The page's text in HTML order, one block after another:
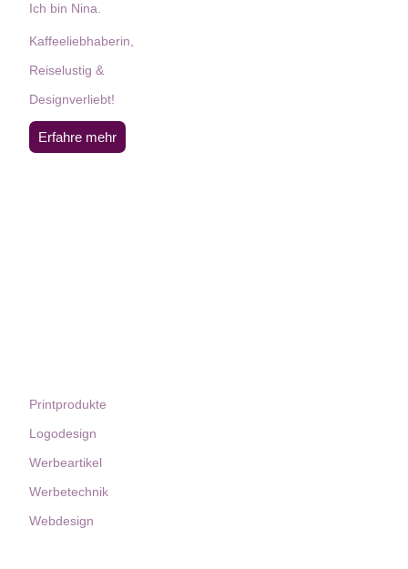
Ich bin Nina.
Kaffeeliebhaberin,
Reiselustig &
Designverliebt!
Erfahre mehr
Printprodukte
Logodesign
Werbeartikel
Werbetechnik
Webdesign